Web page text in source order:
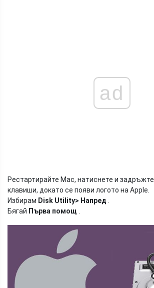
ad
Рестартирайте Mac, натиснете и задръжте
клавиши, докато се появи логото на Apple.
Избирам Disk Utility> Напред
Бягай Първа помощ